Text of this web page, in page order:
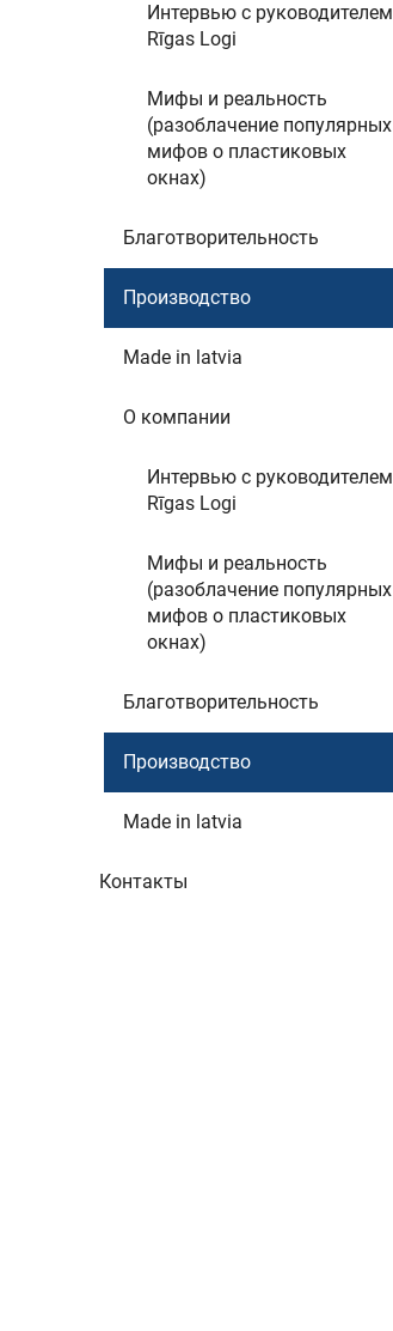
Интервью c руководителем
Rīgas Logi
Мифы и реальность
(разоблачение популярных
мифов о пластиковых
окнах)
Благотворительность
Производство
Made in latvia
О компании
Интервью c руководителем
Rīgas Logi
Мифы и реальность
(разоблачение популярных
мифов о пластиковых
окнах)
Благотворительность
Производство
Made in latvia
Контакты